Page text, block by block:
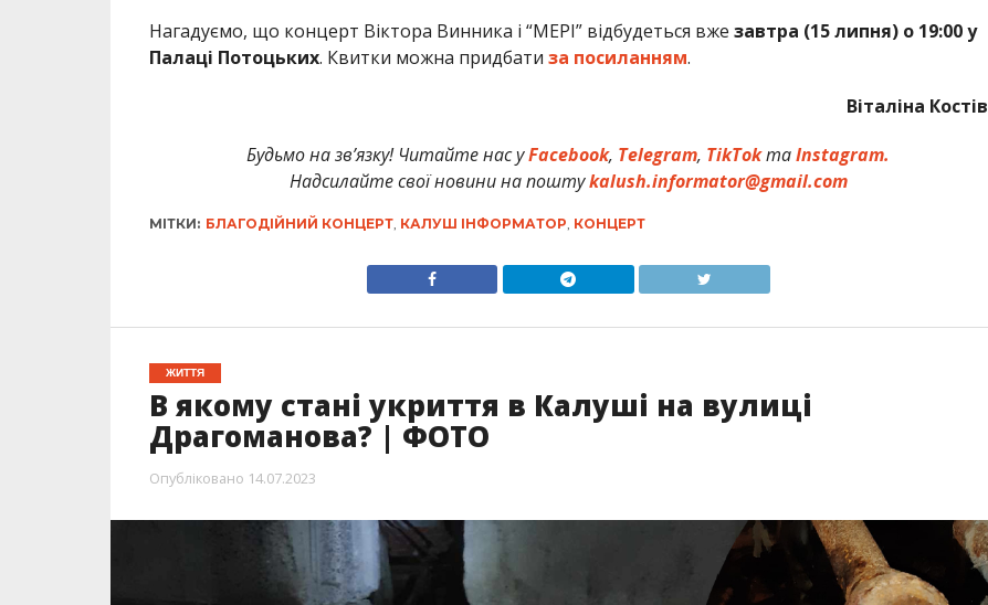
Нагадуємо, що концерт Віктора Винника і “МЕРІ” відбудеться вже завтра (15 липня) о 19:00 у
Палаці Потоцьких. Квитки можна придбати за посиланням.
Віталіна Костів
Будьмо на зв’язку! Читайте нас уFacebook, Telegram, TikTokтаInstagram.
Надсилайте свої новини на поштуkalush.informator@gmail.com
МІТКИ: БЛАГОДІЙНИЙ КОНЦЕРТ, КАЛУШ ІНФОРМАТОР КОНЦЕРТ
ЖИТТЯ
В якому стані укриття в Калуші на вулиці
Драгоманова? | ФОТО
Опубліковано 14.07.2023